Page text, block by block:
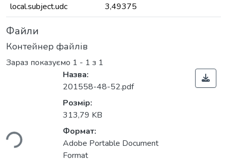
local.subject.udc
3,49375
Файли
Контейнер файлів
Зараз показуємо 1 - 1 з 1
Назва:
201558-48-52.pdf
Розмір:
313,79 KB
Формат:
Adobe Portable Document
Format